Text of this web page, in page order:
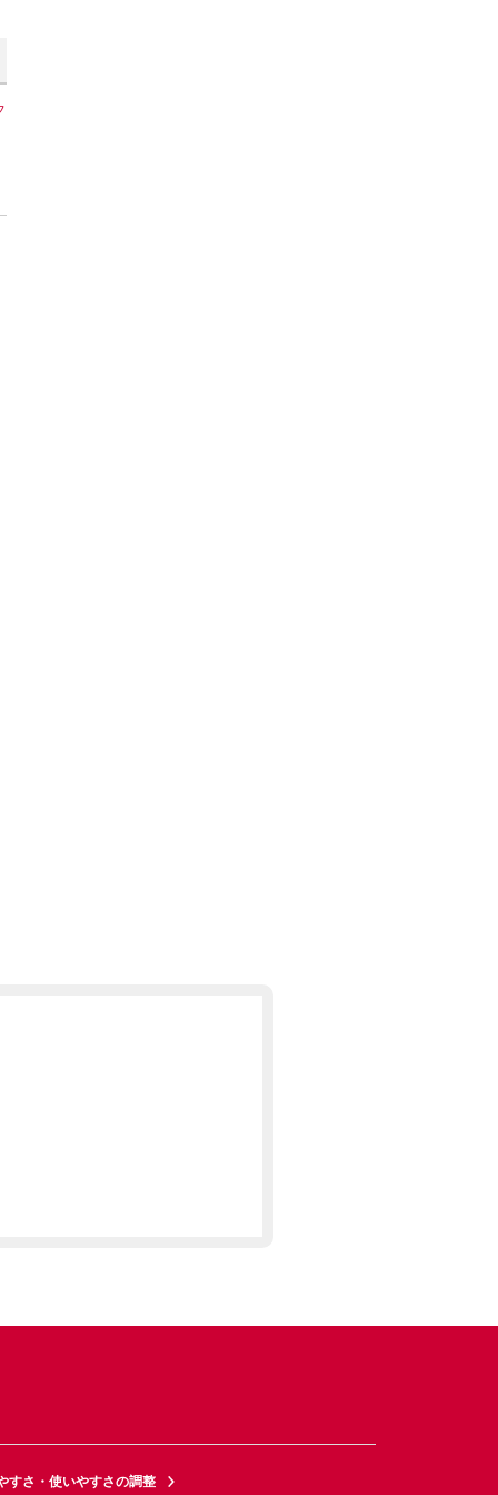
すさ・使いやすさの調整